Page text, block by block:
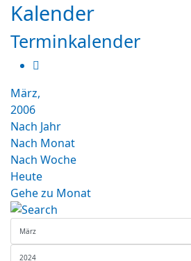
Kalender
Terminkalender
März,
2006
Nach Jahr
Nach Monat
Nach Woche
Heute
Gehe zu Monat